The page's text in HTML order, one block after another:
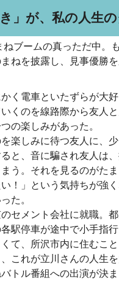
き」が、私の人生
ねブームの真っただ中。
ねを披露し、見事優勝
く電車といたずらが大
くのを線路際から友人
の楽しみがあった。
楽しみに待つ友人に、
と、音に騙され友人は
う。それを見るのがた
！」という気持ちが強
た。
セメント会社に就職。
駅停車が途中で小手指
て、所沢市内に住むこ
これが立川さんの人生
トル番組への出演が決ま